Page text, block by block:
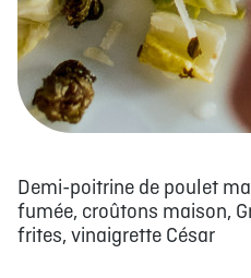
Demi-poitrine de poulet
fumée, croûtons maison,
frites, vinaigrette César